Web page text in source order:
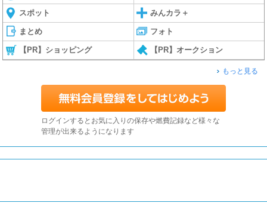
スポット みんカラ＋
まとめ フォト
【PR】ショッピング 【PR】オークション
もっと見る
ログインするとお気に入りの保存や燃費記録など様々な
管理が出来るようになります